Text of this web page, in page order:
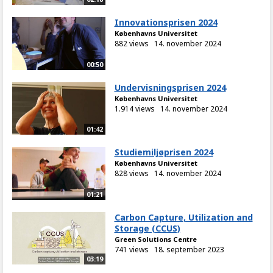
00:50
Innovationsprisen 2024
Københavns Universitet
882 views 14. november 2024
01:42
Undervisningsprisen 2024
Københavns Universitet
1.914 views 14. november 2024
01:21
Studiemiljøprisen 2024
Københavns Universitet
828 views 14. november 2024
03:19
Carbon Capture, Utilization and
Storage (CCUS)
Green Solutions Centre
741 views 18. september 2023